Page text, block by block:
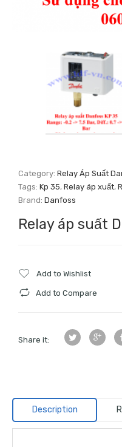
Category:Relay Áp Suất
Tags:Kp 35,Relay áp xuất,
Brand:Danfoss
Relay áp suất
Add to Wishlist
Add to Compare
Share it:
Description